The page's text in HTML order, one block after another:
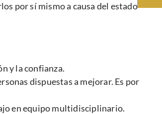
por sí mismo a causa del estado
y la confianza.
dispuestas a mejorar. Es por
en equipo multidisciplinario.